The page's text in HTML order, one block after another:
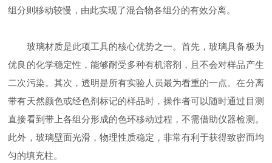
组分则移动较慢，由此实现了混合物各组分的有效分离。
玻璃材质是此项工具的核心优势之一。首先，玻璃具备极为
优良的化学稳定性，能够耐受多种有机溶剂，且不会对样品产生
二次污染。其次，透明是所有实验人员最为看重的一点。在分离
带有天然颜色或经色剂标记的样品时，操作者可以随时通过目测
直接看到带上各组分形成的色环移动过程，不需借助仪器检测。
此外，玻璃壁面光滑，物理性质稳定，非常有利于获得致密而均
匀的填充柱。